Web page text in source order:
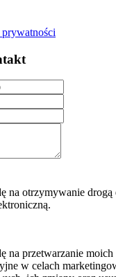
na otrzymywanie
na przetwarzanie
w celach